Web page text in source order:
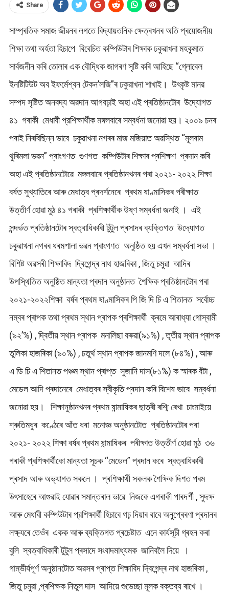
Share
সাম্প্ৰতিক সমাজ জীৱনৰ লগতে বিদ্যায়তনিক ক্ষেত্ৰখনৰ অতি প্ৰয়োজনীয়
শিক্ষা তথা অৰ্হতা হিচাপে বিবেচিত কম্পিউটাৰ শিক্ষাক ঢকুৱাখনা মহকুমাত
সাৰ্বজনীন কৰি তোলাৰ এক বৌদ্ধিক জাগৰণ সৃষ্টি কৰি আহিছে “গ্লোবেল
ইনষ্টিটিউট অব ইফৰ্মেশ্বন টেকন’লজি”ৰ ঢকুৱাখনা শাখাই। উৎকৃষ্ট মানৱ
সম্পদ সৃষ্টিত অনবদ্য অৱদান আগবঢ়াই অহা এই প্ৰতিষ্ঠানটোৰ উদ্যোগত
৪১ গৰাকী মেধাবী প্রশিক্ষাৰ্থীক মঙ্গলবাৰে সম্বৰ্ধনা জনোৱা হয়। ২০০৯ চনৰ
পৰাই নিৰবিছিন্ন ভাবে ঢকুৱাখনা নগৰৰ মাজ মজিয়াত অৱস্থিত “মূলৰাম
থুৰিমলা ভৱন” প্ৰাংগণত গুণগত কম্পিউটাৰ শিক্ষাৰ প্ৰশিক্ষণ প্ৰদান কৰি
অহা এই প্ৰতিষ্ঠানটোৱে মঙ্গলবাৰে প্ৰতিষ্ঠানখনৰ পৰা ২০২১- ২০২২ শিক্ষা
বর্ষত সুখ্যাতিৰে আৰু মেধাত্ব প্ৰদর্শনেৰে প্ৰথম ষাণ্মাসিকৰ পৰীক্ষাত
উত্তীৰ্ণ হোৱা মুঠ ৪১ গৰাকী প্ৰশিক্ষাৰ্থীক উষ্ণ সম্বৰ্ধনা জনাই । এই
সন্দৰ্ভত প্ৰতিষ্ঠানটোৰ স্বত্বাধিকাৰী টুটুল প্ৰসাদৰ ব্যক্তিগত উদ্যোগত
ঢকুৱাখনা নগৰৰ ধৰমশালা ভৱন প্ৰাংগণত অনুষ্ঠিত হয় এখন সম্বৰ্ধনা সভা ।
বিশিষ্ট অৱসৰী শিক্ষাবিদ দ্বিগেন্দ্ৰ নাথ হাজৰিকা , জিতু চমুৱা আদিৰ
উপস্থিতিত অনুষ্ঠিত মান্যতা প্ৰদান অনুষ্ঠানত শৈক্ষিক প্ৰতিষ্ঠানটোৰ পৰা
২০২১-২০২২শিক্ষা বর্ষৰ প্ৰথম ষাণ্মাসিকৰ পি জি দি চি এ শিতানত সৰ্বোচ্চ
নম্বৰ প্ৰাপক তথা প্ৰথম স্থান প্ৰাপক প্ৰশিক্ষাৰ্থী ক্ৰমে আৰাধ্যা গোস্বামী
(৯২’%) , দ্বিতীয় স্থান প্ৰাপক মনালিছা বৰুৱা(৯১%) , তৃতীয় স্থান প্ৰাপক
তুলিকা হাজৰিকা (৯০%) , চতুৰ্থ স্থান প্ৰাপক জানমণি দলে (৮৪%) , আৰু
এ ডি চি এ শিতানত পঞ্চম স্থান প্ৰাপ্ত সুজানি দাস(৮১%) ক স্মাৰক বঁটা ,
মেডেল আদি প্ৰদানেৰে মেধাত্বৰ স্বীকৃতি প্ৰদান কৰি বিশেষ ভাবে সম্বৰ্ধনা
জনোৱা হয়। শিক্ষানুষ্ঠানখনৰ প্ৰথম ষান্মাষিকৰ ছাত্ৰী ৰশ্মি ৰেখা চাংমাইয়ে
শ্ৰুতিমধুৰ কণ্ঠেৰে আঁত ধৰা মনোজ্ঞ অনুষ্ঠানটোত প্ৰতিষ্ঠানটোৰ পৰা
২০২১- ২০২২ শিক্ষা বর্ষৰ প্ৰথম ষান্মাষিকৰ পৰীক্ষাত উত্তীৰ্ণ হোৱা মুঠ ৩৬
গৰাকী প্ৰশিক্ষাৰ্থীকো মান্যতা সূচক “মেডেল” প্ৰদান কৰে স্বত্বাধিকাৰী
প্ৰসাদ আৰু অভ্যাগত সকলে । প্ৰশিক্ষাৰ্থী সকলক শৈক্ষিক দিশত পৰম
উৎসাহেৰে আগুৱাই যোৱাৰ সমান্তৰাল ভাৱে নিজকে এগৰাকী পাৰদৰ্শী , সুদক্ষ
আৰু মেধাবী কম্পিউটাৰ প্রশিক্ষাৰ্থী হিচাবে গঢ় দিয়াৰ বাবে অনুপ্ৰেৰণা প্ৰদানৰ
লক্ষ্যৰে তেওঁৰ একক আৰু ব্যক্তিগত প্ৰচেষ্টাত এনে কাৰ্যসূচী গ্ৰহন কৰা
বুলি স্বত্বাধিকাৰী টুটুল প্ৰসাদে সংবাদমাধ্যমক জানিবলৈ দিয়ে ।
গাম্ভীৰ্যপূৰ্ণ অনুষ্ঠানটোত অৱসৰ প্ৰাপ্ত শিক্ষাবিদ দ্বিগেন্দ্ৰ নাথ হাজৰিকা ,
জিতু চমুৱা ,প্ৰশিক্ষক নিতুল দাস আদিয়ে শুভেচ্ছা মূলক বক্তব্য ৰাখে ।